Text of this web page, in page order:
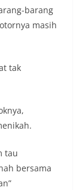
barang
masih
tak
tau
bersama